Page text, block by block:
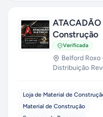
ATACADÃO
Construção
Verificada
Belford Roxo
Distribuição·
Loja de Material de
Material de Construção